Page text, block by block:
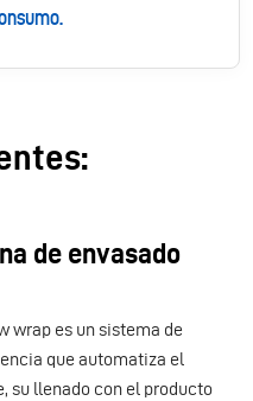
de envasado
wrap es un sistema de
que automatiza el
su llenado con el producto